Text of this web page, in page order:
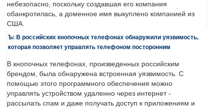
небезопасно, поскольку создавшая его компания
обанкротилась, а доменное имя выкуплено компанией из
США.
Ъ: В российских кнопочных телефонах обнаружили уязвимость,
которая позволяет управлять телефоном посторонним
В кнопочных телефонах, произведенных российским
брендом, была обнаружена встроенная уязвимость. С
помощью этого программного обеспечения можно
управлять устройством удаленно через интернет -
рассылать спам и даже получать доступ к приложениям и